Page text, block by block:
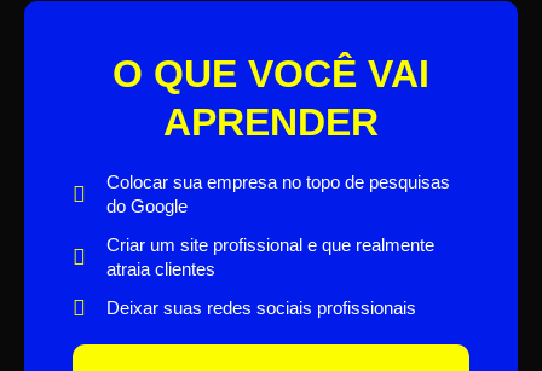
O QUE VOCÊ VAI
APRENDER
Colocar sua empresa no topo de pesquisas
do Google
Criar um site profissional e que realmente
atraia clientes
Deixar suas redes sociais profissionais